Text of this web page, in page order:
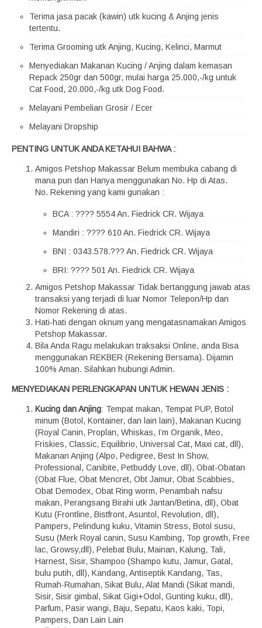
Terima jasa pacak (kawin) utk kucing & Anjing jenis
tertentu.
Terima Grooming utk Anjing, Kucing, Kelinci, Marmut
Menyediakan Makanan Kucing / Anjing dalam kemasan
Repack 250gr dan 500gr, mulai harga 25.000,-/kg untuk
Cat Food, 20.000,-/kg utk Dog Food.
Melayani Pembelian Grosir / Ecer
Melayani Dropship
PENTING UNTUK ANDA KETAHUI BAHWA :
Amigos Petshop Makassar Belum membuka cabang di
mana pun dan Hanya menggunakan No. Hp di Atas.
No. Rekening yang kami gunakan :
BCA : ???? 5554 An. Fiedrick CR. Wijaya
Mandiri : ???? 610 An. Fiedrick CR. Wijaya
BNI : 0343.578.??? An. Fiedrick CR. Wijaya
BRI: ???? 501 An. Fiedrick CR. Wijaya
Amigos Petshop Makassar Tidak bertanggung jawab atas
transaksi yang terjadi di luar Nomor Telepon/Hp dan
Nomor Rekening di atas.
Hati-hati dengan oknum yang mengatasnamakan Amigos
Petshop Makassar.
Bila Anda Ragu melakukan traksaksi Online, anda Bisa
menggunakan REKBER (Rekening Bersama). Dijamin
100% Aman. Silahkan hubungi Admin.
MENYEDIAKAN PERLENGKAPAN UNTUK HEWAN JENIS :
Kucing dan Anjing: Tempat makan, Tempat PUP, Botol
minum (Botol, Kontainer, dan lain lain), Makanan Kucing
(Royal Canin, Proplan, Whiskas, I’m Organik, Meo,
Friskies, Classic, Equilibrio, Universal Cat, Maxi cat, dll),
Makanan Anjing (Alpo, Pedigree, Best In Show,
Professional, Canibite, Petbuddy Love, dll), Obat-Obatan
(Obat Flue, Obat Mencret, Obt Jamur, Obat Scabbies,
Obat Demodex, Obat Ring worm, Penambah nafsu
makan, Perangsang Birahi utk Jantan/Betina, dll), Obat
Kutu (Frontline, Bistfront, Asuntol, Revolution, dll),
Pampers, Pelindung kuku, Vitamin Stress, Botol susu,
Susu (Merk Royal canin, Susu Kambing, Top growth, Free
lac, Growsy,dll), Pelebat Bulu, Mainan, Kalung, Tali,
Harnest, Sisir, Shampoo (Shampo kutu, Jamur, Gatal,
bulu putih, dll), Kandang, Antiseptik Kandang, Tas,
Rumah-Rumahan, Sikat Bulu, Alat Mandi (Sikat mandi,
Sisir, Sisir gimbal, Sikat Gigi+Odol, Gunting kuku, dll),
Parfum, Pasir wangi, Baju, Sepatu, Kaos kaki, Topi,
Pampers, Dan Lain Lain